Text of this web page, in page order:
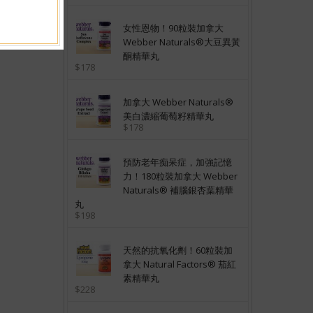
女性恩物！90粒裝加拿大
Webber Naturals®大豆異黃
酮精華丸
$178
加拿大 Webber Naturals®
美白濃縮葡萄籽精華丸
$178
預防老年痴呆症，加強記憶
力！180粒裝加拿大 Webber
Naturals® 補腦銀杏葉精華
丸
$198
天然的抗氧化劑！60粒裝加
拿大 Natural Factors® 茄紅
素精華丸
$228